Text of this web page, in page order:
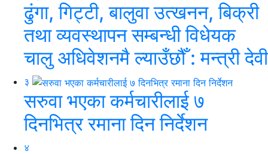
ढुंगा, गिट्टी, बालुवा उत्खनन, बिक्री
तथा व्यवस्थापन सम्बन्धी विधेयक
चालु अधिवेशनमै ल्याउँछौँ : मन्त्री देवी
३
सरुवा भएका कर्मचारीलाई ७
दिनभित्र रमाना दिन निर्देशन
४